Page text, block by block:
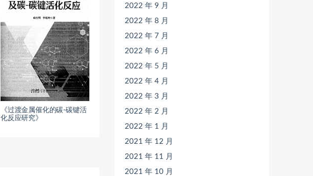
《过渡金属催化的碳-碳键活
化反应研究》
2022 年 9 月
2022 年 8 月
2022 年 7 月
2022 年 6 月
2022 年 5 月
2022 年 4 月
2022 年 3 月
2022 年 2 月
2022 年 1 月
2021 年 12 月
2021 年 11 月
2021 年 10 月